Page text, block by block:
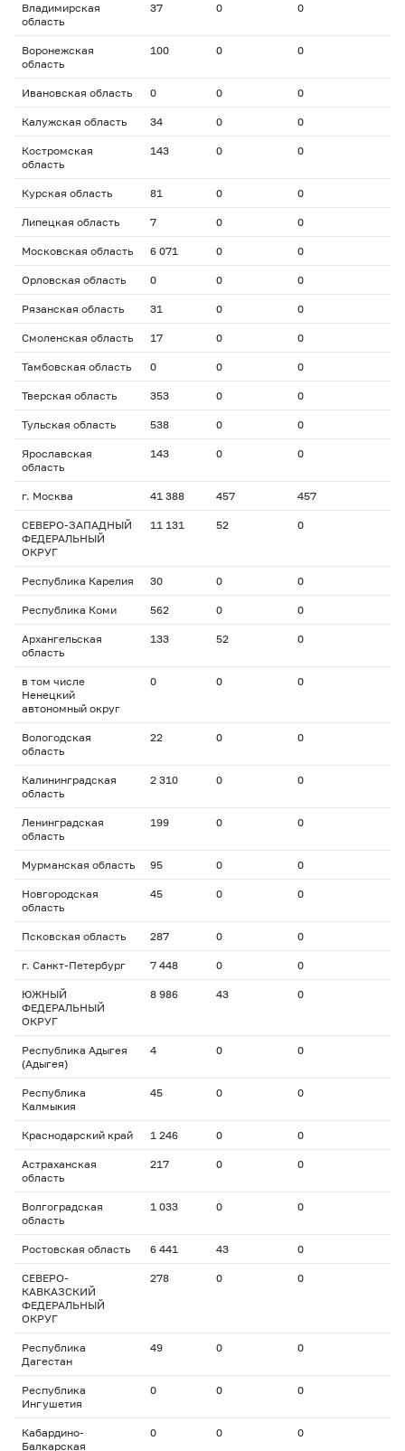
Владимирская
область
37 0 0
Воронежская
область
100 0 0
Ивановская область 0 0 0
Калужская область 34 0 0
Костромская
область
143 0 0
Курская область 81 0 0
Липецкая область 7 0 0
Московская область 6 071 0 0
Орловская область 0 0 0
Рязанская область 31 0 0
Смоленская область 17 0 0
Тамбовская область 0 0 0
Тверская область 353 0 0
Тульская область 538 0 0
Ярославская
область
143 0 0
г. Москва 41 388 457 457
СЕВЕРО-ЗАПАДНЫЙ
ФЕДЕРАЛЬНЫЙ
ОКРУГ
11 131 52 0
Республика Карелия 30 0 0
Республика Коми 562 0 0
Архангельская
область
133 52 0
в том числе
Ненецкий
автономный округ
0 0 0
Вологодская
область
22 0 0
Калининградская
область
2 310 0 0
Ленинградская
область
199 0 0
Мурманская область 95 0 0
Новгородская
область
45 0 0
Псковская область 287 0 0
г. Санкт-Петербург 7 448 0 0
ЮЖНЫЙ
ФЕДЕРАЛЬНЫЙ
ОКРУГ
8 986 43 0
Республика Адыгея
(Адыгея)
4 0 0
Республика
Калмыкия
45 0 0
Краснодарский край 1 246 0 0
Астраханская
область
217 0 0
Волгоградская
область
1 033 0 0
Ростовская область 6 441 43 0
СЕВЕРО-
КАВКАЗСКИЙ
ФЕДЕРАЛЬНЫЙ
ОКРУГ
278 0 0
Республика
Дагестан
49 0 0
Республика
Ингушетия
0 0 0
Кабардино-
Балкарская
0 0 0